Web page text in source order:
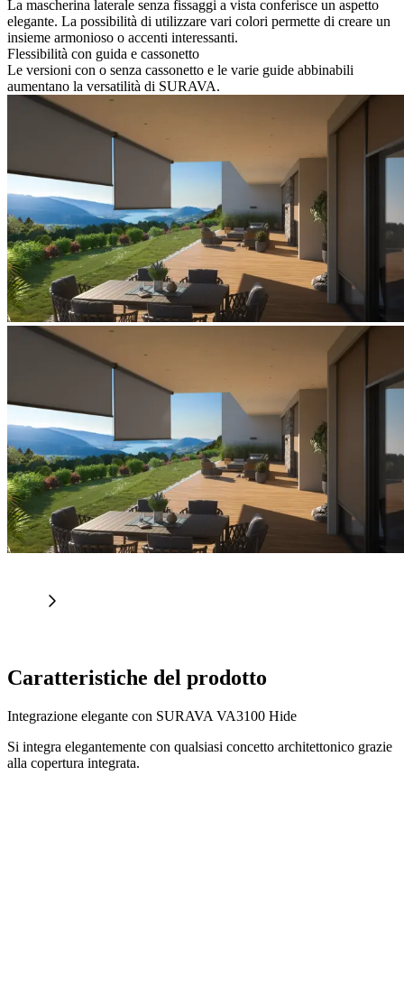
La mascherina laterale senza fissaggi a vista conferisce un aspetto
elegante. La possibilità di utilizzare vari colori permette di creare un
insieme armonioso o accenti interessanti.
Flessibilità con guida e cassonetto
Le versioni con o senza cassonetto e le varie guide abbinabili
aumentano la versatilità di SURAVA.
Caratteristiche del prodotto
Integrazione elegante con SURAVA VA3100 Hide
Si integra elegantemente con qualsiasi concetto architettonico grazie
alla copertura integrata.